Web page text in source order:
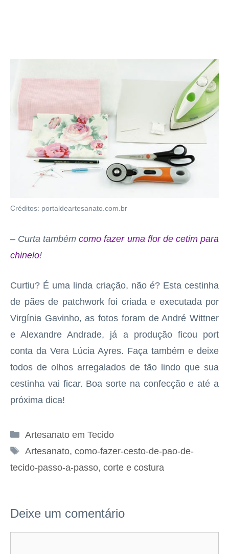
Créditos: portaldeartesanato.com.br
– Curta tambémcomo fazer uma flor de cetim para
chinelo!
Curtiu? É uma linda criação, não é? Esta cestinha
de pães de patchwork foi criada e executada por
Virgínia Gavinho, as fotos foram de André Wittner
e Alexandre Andrade, já a produção ficou port
conta da Vera Lúcia Ayres. Faça também e deixe
todos de olhos arregalados de tão lindo que sua
cestinha vai ficar. Boa sorte na confecção e até a
próxima dica!
Categorias
Artesanato em Tecido
Tags
Artesanato, como-fazer-cesto-de-pao-de-
tecido-passo-a-passo, corte e costura
Deixe um comentário